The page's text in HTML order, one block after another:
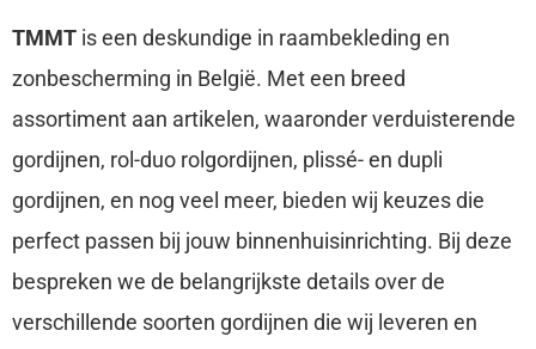
TMMT is een deskundige in raambekleding en
zonbescherming in België. Met een breed
assortiment aan artikelen, waaronder verduisterende
gordijnen, rol-duo rolgordijnen, plissé- en dupli
gordijnen, en nog veel meer, bieden wij keuzes die
perfect passen bij jouw binnenhuisinrichting. Bij deze
bespreken we de belangrijkste details over de
verschillende soorten gordijnen die wij leveren en